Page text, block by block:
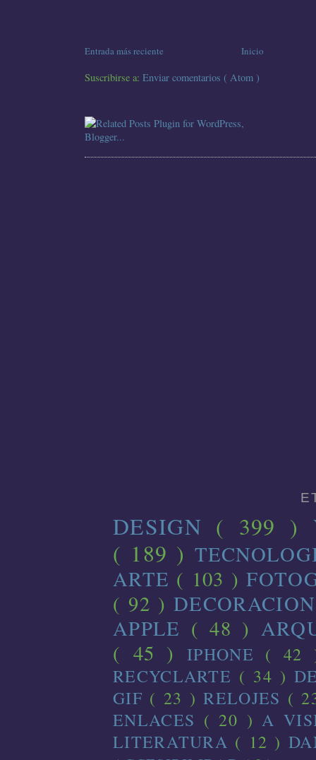
Entrada más reciente Inicio
Suscribirse a: Enviar comentarios ( Atom )
DESIGN ( 399 )
( 189 )
ARTE ( 103 )
( 92 )
APPLE ( 48 )
( 45 )IPHONE (
RECYCLARTE ( 34 )
GIF ( 23 )RELOJES (
ENLACES ( 20 )A
LITERATURA ( 12 )